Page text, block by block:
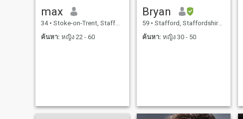
max
34 • Stoke-on-Trent, Staffordshire, อังกฤษ
ค้นหา: หญิง 22 - 60
Bryan
59 • Stafford, Staffordshire, อังกฤษ
ค้นหา: หญิง 30 - 50